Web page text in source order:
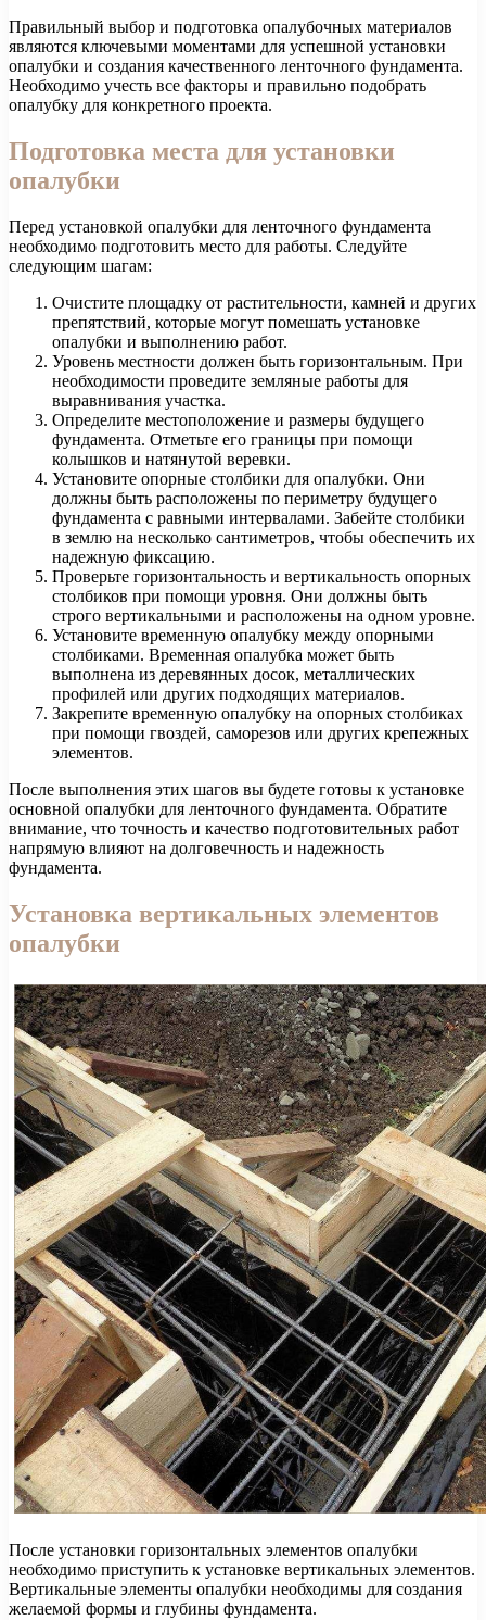
Правильный выбор и подготовка опалубочных материалов
являются ключевыми моментами для успешной установки
опалубки и создания качественного ленточного фундамента.
Необходимо учесть все факторы и правильно подобрать
опалубку для конкретного проекта.
Подготовка места для установки
опалубки
Перед установкой опалубки для ленточного фундамента
необходимо подготовить место для работы. Следуйте
следующим шагам:
Очистите площадку от растительности, камней и других
препятствий, которые могут помешать установке
опалубки и выполнению работ.
Уровень местности должен быть горизонтальным. При
необходимости проведите земляные работы для
выравнивания участка.
Определите местоположение и размеры будущего
фундамента. Отметьте его границы при помощи
колышков и натянутой веревки.
Установите опорные столбики для опалубки. Они
должны быть расположены по периметру будущего
фундамента с равными интервалами. Забейте столбики
в землю на несколько сантиметров, чтобы обеспечить их
надежную фиксацию.
Проверьте горизонтальность и вертикальность опорных
столбиков при помощи уровня. Они должны быть
строго вертикальными и расположены на одном уровне.
Установите временную опалубку между опорными
столбиками. Временная опалубка может быть
выполнена из деревянных досок, металлических
профилей или других подходящих материалов.
Закрепите временную опалубку на опорных столбиках
при помощи гвоздей, саморезов или других крепежных
элементов.
После выполнения этих шагов вы будете готовы к установке
основной опалубки для ленточного фундамента. Обратите
внимание, что точность и качество подготовительных работ
напрямую влияют на долговечность и надежность
фундамента.
Установка вертикальных элементов
опалубки
После установки горизонтальных элементов опалубки
необходимо приступить к установке вертикальных элементов.
Вертикальные элементы опалубки необходимы для создания
желаемой формы и глубины фундамента.